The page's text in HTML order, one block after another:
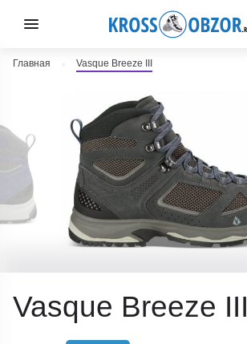
Главная Vasque Breeze III
Vasque Breeze III